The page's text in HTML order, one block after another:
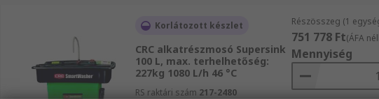
Korlátozott készlet
CRC alkatrészmosó Supersink
100 L, max. terhelhetőség:
227kg 1080 L/h 46 °C
RS raktári szám 217-2480
Részösszeg (1
751 778 Ft(ÁFA
Mennyiség